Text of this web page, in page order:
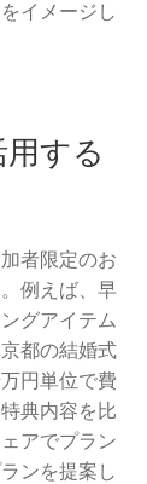
イメージし
する
者限定のお
例えば、早
グアイテム
都の結婚式
円単位で費
典内容を比
アでプラン
ンを提案し